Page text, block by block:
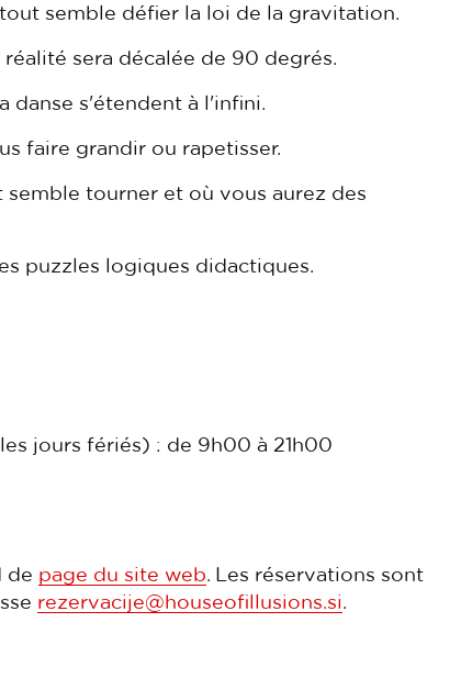
semble défier la loi de la gravitation.
réalité sera décalée de 90 degrés.
danse s'étendent à l'infini.
faire grandir ou rapetisser.
semble tourner et où vous aurez des
puzzles logiques didactiques.
jours fériés) : de 9h00 à 21h00
de page du site web. Les réservations sont
rezervacije@houseofillusions.si.